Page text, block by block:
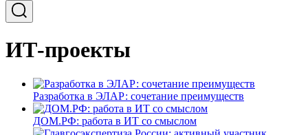
ИТ-проекты
Разработка в ЭЛАР: сочетание преимуществ
ДОМ.РФ: работа в ИТ со смыслом